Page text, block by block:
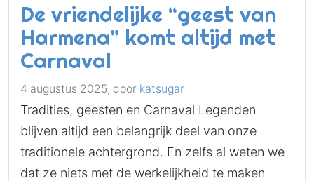
De vriendelijke “geest van
Harmena” komt altijd met
Carnaval
4 augustus 2025, door katsugar
Tradities, geesten en Carnaval Legenden
blijven altijd een belangrijk deel van onze
traditionele achtergrond. En zelfs al weten we
dat ze niets met de werkelijkheid te maken